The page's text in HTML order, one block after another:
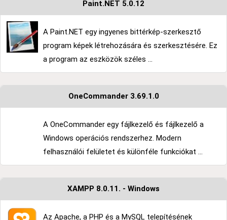
Paint.NET 5.0.12
A Paint.NET egy ingyenes bittérkép-szerkesztő
program képek létrehozására és szerkesztésére. Ez
a program az eszközök széles ...
OneCommander 3.69.1.0
A OneCommander egy fájlkezelő és fájlkezelő a
Windows operációs rendszerhez. Modern
felhasználói felületet és különféle funkciókat ...
XAMPP 8.0.11. - Windows
Az Apache, a PHP és a MySQL telepítésének